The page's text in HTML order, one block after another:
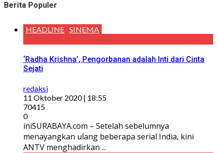
Berita Populer
HEADLINE SINEMA
‘Radha Krishna’, Pengorbanan adalah Inti dari Cinta
Sejati
redaksi
11 Oktober 2020 | 18:55
70415
0
iniSURABAYA.com – Setelah sebelumnya
menayangkan ulang beberapa serial India, kini
ANTV menghadirkan ...